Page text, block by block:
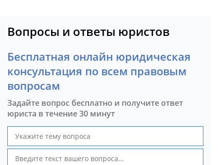
Вопросы и ответы юристов
Бесплатная онлайн юридическая
консультация по всем правовым
вопросам
Задайте вопрос бесплатно и получите ответ
юриста в течение 30 минут